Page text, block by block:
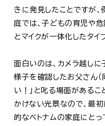
きに発見したことですが、
庭では、子どもの育児や
とマイクが一体化したタイ
面白いのは、カメラ越し
様子を確認したお父さん（
い！」と叱る場面があるこ
かけない光景なので、最
的なベトナムの家庭にと